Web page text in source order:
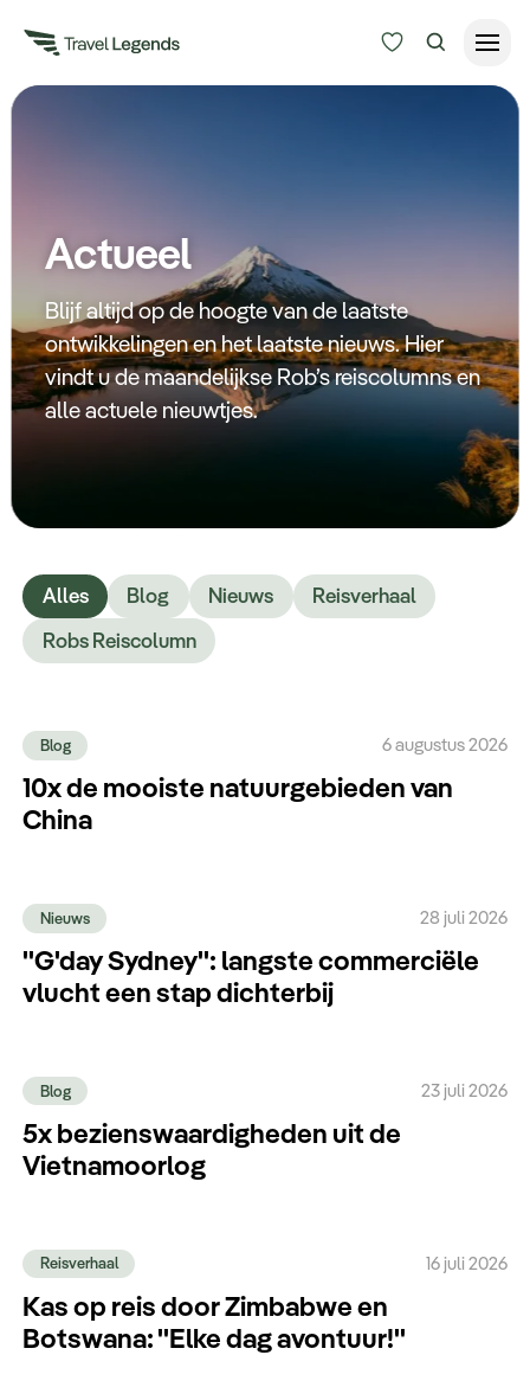
Type reizen
Bedrijfsreizen
Inspiratie
Actueel
Blijf altijd op de hoogte van de laatste
ontwikkelingen en het laatste nieuws. Hier
vindt u de maandelijkse Rob’s reiscolumns en
alle actuele nieuwtjes.
Alles Blog Nieuws
Reisverhaal
Robs Reiscolumn
Blog 6 augustus 2026
10x de mooiste natuurgebieden van
China
Nieuws 28 juli 2026
''G'day Sydney'': langste commerciële
vlucht een stap dichterbij
Blog 23 juli 2026
5x bezienswaardigheden uit de
Vietnamoorlog
Reisverhaal 16 juli 2026
Kas op reis door Zimbabwe en
Botswana: ''Elke dag avontuur!''